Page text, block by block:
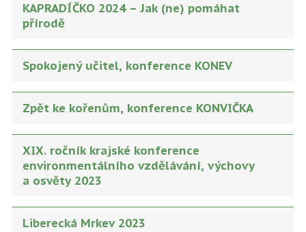
KAPRADÍČKO 2024 – Jak (ne) pomáhat
přírodě
Spokojený učitel, konference KONEV
Zpět ke kořenům, konference KONVIČKA
XIX. ročník krajské konference
environmentálního vzdělávání, výchovy
a osvěty 2023
Liberecká Mrkev 2023